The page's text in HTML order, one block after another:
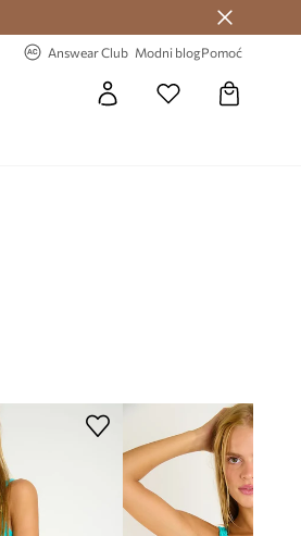
Answear Club Modni blogPomoć